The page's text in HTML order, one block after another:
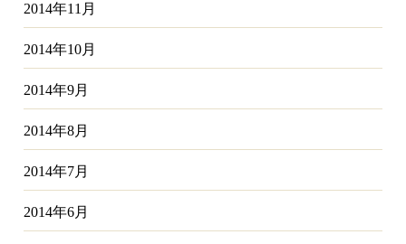
2014年11月
2014年10月
2014年9月
2014年8月
2014年7月
2014年6月